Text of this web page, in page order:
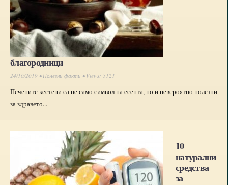
благородници
24/10/2019 •Полезни факти • Views: 5121
Печените кестени са не само символ на есента, но и невероятно полезни
за здравето...
10
натурални
средства
за